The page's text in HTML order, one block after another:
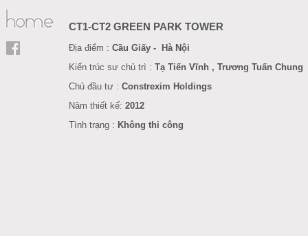
CT1-CT2 GREEN PARK TOWER
Địa điểm : Cầu Giấy -
Hà Nội
Kiến trúc sư chủ trì : Tạ Tiến Vĩnh , Trương Tuấn Chung
Chủ đầu tư : Constrexim Holdings
Năm thiết kế: 2012
Tình trạng : Không thi công